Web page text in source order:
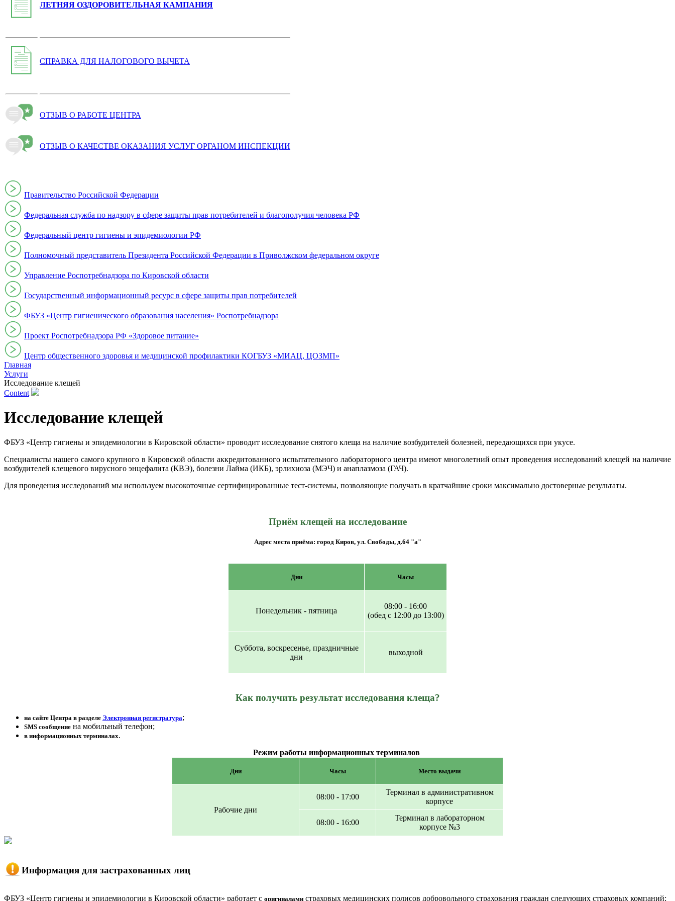
ЛЕТНЯЯ ОЗДОРОВИТЕЛЬНАЯ КАМПАНИЯ
СПРАВКА ДЛЯ НАЛОГОВОГО ВЫЧЕТА
ОТЗЫВ О РАБОТЕ ЦЕНТРА
ОТЗЫВ О КАЧЕСТВЕ ОКАЗАНИЯ УСЛУГ ОРГАНОМ ИНСПЕКЦИИ
Правительство Российской Федерации
Федеральная служба по надзору в сфере защиты прав потребителей и благополучия человека РФ
Федеральный центр гигиены и эпидемиологии РФ
Полномочный представитель Президента Российской Федерации в Приволжском федеральном округе
Управление Роспотребнадзора по Кировской области
Государственный информационный ресурс в сфере защиты прав потребителей
ФБУЗ «Центр гигиенического образования населения» Роспотребнадзора
Проект Роспотребнадзора РФ «Здоровое питание»
Центр общественного здоровья и медицинской профилактики КОГБУЗ «МИАЦ, ЦОЗМП»
Главная
Услуги
Исследование клещей
Content
Исследование клещей
ФБУЗ «Центр гигиены и эпидемиологии в Кировской области» проводит исследование снятого клеща на наличие возбудителей болезней, передающихся при укусе.
Специалисты нашего самого крупного в Кировской области аккредитованного испытательного лабораторного центра имеют многолетний опыт проведения исследований клещей на наличие
возбудителей клещевого вирусного энцефалита (КВЭ), болезни Лайма (ИКБ), эрлихиоза (МЭЧ) и анаплазмоза (ГАЧ).
Для проведения исследований мы используем высокоточные сертифицированные тест-системы, позволяющие получать в кратчайшие сроки максимально достоверные результаты.
Приём клещей на исследование
Адрес места приёма: город Киров, ул. Свободы, д.64 "а"
Дни Часы
Понедельник - пятница
08:00 - 16:00
(обед с 12:00 до 13:00)
Суббота, воскресенье, праздничные
дни
выходной
Как получить результат исследования клеща?
на сайте Центра в разделе Электронная регистратура;
SMS сообщение на мобильный телефон;
в информационных терминалах.
Режим работы информационных терминалов
Дни Часы Место выдачи
Рабочие дни
08:00 - 17:00
Терминал в административном
корпусе
08:00 - 16:00
Терминал в лабораторном
корпусе №3
Информация для застрахованных лиц
ФБУЗ «Центр гигиены и эпидемиологии в Кировской области» работает с оригиналами страховых медицинских полисов добровольного страхования граждан следующих страховых компаний: